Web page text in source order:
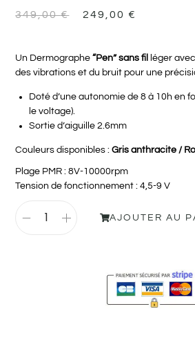
349,00€ 249,00€
Un Dermographe“Pen” sans fil
léger
des vibrations et du bruit pour une
Doté d’une autonomie de 8 à 10h en
le voltage).
Sortie d’aiguille 2.6mm
Couleurs disponibles :Gris anthracite /
Plage PMR : 8V-10000rpm
Tension de fonctionnement : 4,5-9 V
AJOUTER AU